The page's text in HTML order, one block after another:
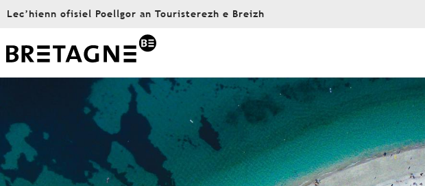
Aller
principal
Lec’hienn ofisiel Poellgor an Touristerezh e Breizh